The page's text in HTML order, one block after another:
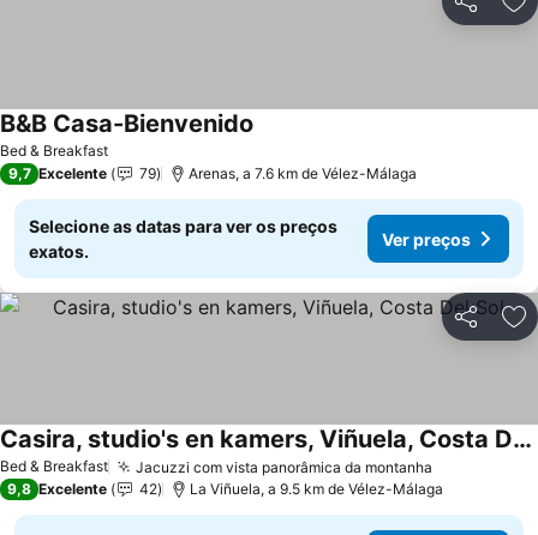
Partilhar
Bed & Breakfast
B&B Casa-Bienvenido
9,7 Excelente 79 Arenas, a 7.6 km de Vélez-Málaga
Selecione as datas para ver os preços
exatos.
Ver preços
Partilhar
Bed & Breakfast Jacuzzi com vista panorâmica da montanha
Casira, studio's en kamers, Viñuela, Costa Del Sol
9,8 Excelente 42 La Viñuela, a 9.5 km de Vélez-Málaga